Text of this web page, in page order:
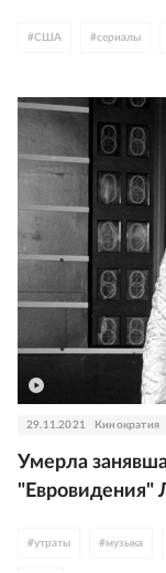
#США #сериалы
29.11.2021 Кинократия
Умерла
"Евровидения"
#утраты #музыка